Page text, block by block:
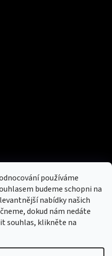
používáme
budeme schopni na
nabídky našich
dokud nám nedáte
souhlas, klikněte na
zavazadly, tašky a peněženky